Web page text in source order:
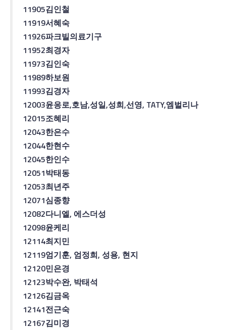
11905김인철
11919서혜숙
11926파크빌의료기구
11952최경자
11973김인숙
11989하보원
11993김경자
12003윤응로,호남,성일,성희,선영, TATY,엠벌리나
12015조혜리
12043한은수
12044한현수
12045한인수
12051박태동
12053최년주
12071심종향
12082다니엘, 에스더성
12098윤케리
12114최지민
12119엄기훈, 엄정희, 성용, 현지
12120민은경
12123박수완, 박태석
12126김금옥
12141전근숙
12167김미경